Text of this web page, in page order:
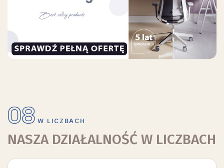
08 W LICZBACH
NASZA DZIAŁALNOŚĆ W LICZBACH